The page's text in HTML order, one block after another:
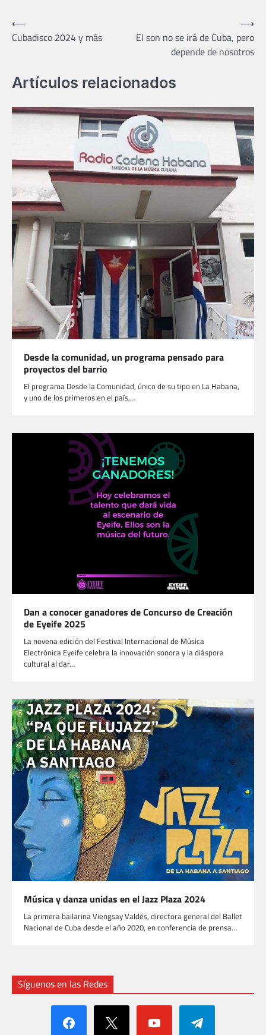
Navegación
de
⟵
Cubadisco 2024 y más
El son no se irá de Cuba, pero
depende de nosotros
⟶
Artículos relacionados
Desde la comunidad, un programa pensado para
proyectos del barrio
El programa Desde la Comunidad, único de su tipo en La Habana,
y uno de los primeros en el país,…
Dan a conocer ganadores de Concurso de Creación
de Eyeife 2025
La novena edición del Festival Internacional de Música
Electrónica Eyeife celebra la innovación sonora y la diáspora
cultural al dar…
Música y danza unidas en el Jazz Plaza 2024
La primera bailarina Viengsay Valdés, directora general del Ballet
Nacional de Cuba desde el año 2020, en conferencia de prensa…
Síguenos en las Redes
facebook x youtube telegram